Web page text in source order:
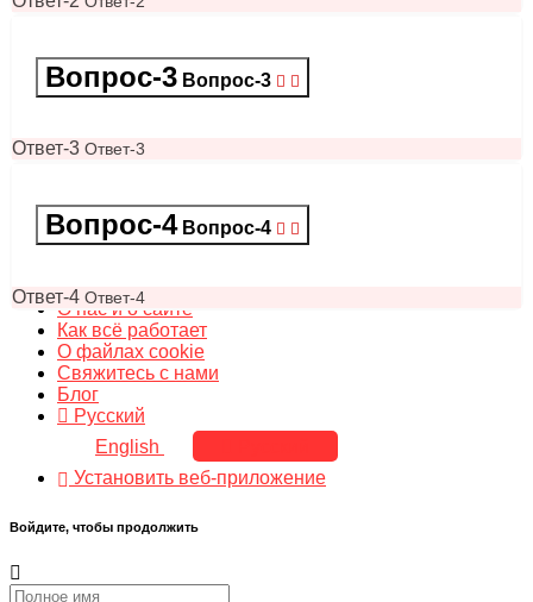
Вопрос-3 Вопрос-3
Ответ-3 Ответ-3
Вопрос-4 Вопрос-4
Ответ-4 Ответ-4
© 2026 SponzyRUv7.4 , Все права защищены.
О приватности
О нас и о сайте
Как всё работает
О файлах cookie
Свяжитесь с нами
Блог
Русский
English
Установить веб-приложение
Войдите, чтобы продолжить